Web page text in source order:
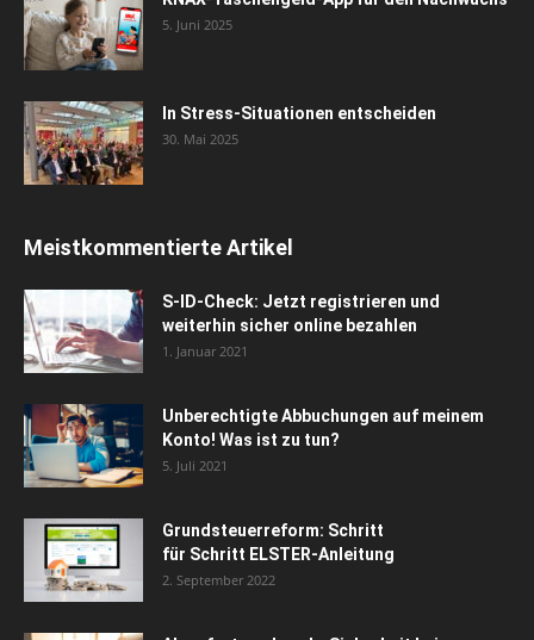
5. Juni 2025
In Stress-Situationen entscheiden
30. Mai 2025
Meistkommentierte Artikel
S-ID-Check: Jetzt registrieren und
weiterhin sicher online bezahlen
1. Januar 2021
Unberechtigte Abbuchungen auf meinem
Konto! Was ist zu tun?
5. Juli 2021
Grundsteuerreform: Schritt
für Schritt ELSTER-Anleitung
2. September 2022